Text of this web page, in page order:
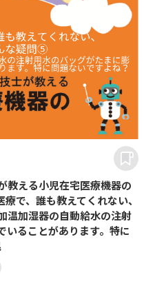
教える小児在宅医療機器の
で、誰も教えてくれない、
温加湿器の自動給水の注射
いることがあります。特に